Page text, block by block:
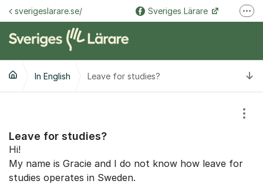
Hoppa till innehåll
sverigeslarare.se/ Sveriges Lärare
In English Leave for studies?
Leave for studies?
Hi!
My name is Gracie and I do not know how leave for
studies operates in Sweden.